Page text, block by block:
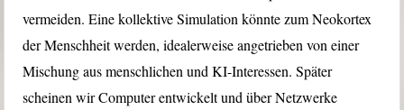
vermeiden. Eine kollektive Simulation könnte zum Neokortex
der Menschheit werden, idealerweise angetrieben von einer
Mischung aus menschlichen und KI-Interessen. Später
scheinen wir Computer entwickelt und über Netzwerke